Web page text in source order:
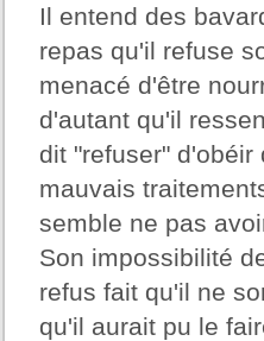
Il entend des
repas qu'il refuse
menacé d'être
d'autant qu'il
dit "refuser"
mauvais
semble ne pas
Son impossibilité
refus fait qu'il ne
qu'il aurait pu le